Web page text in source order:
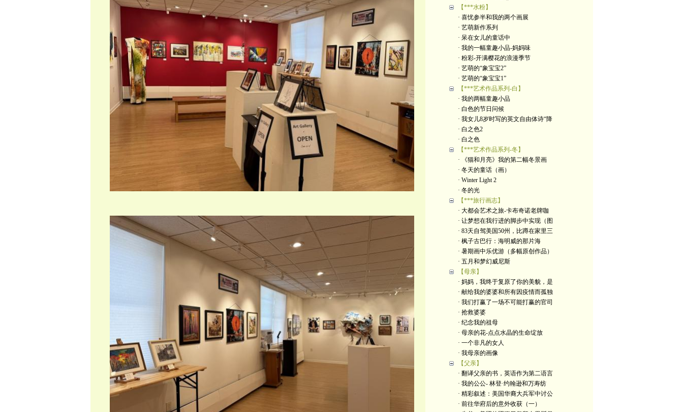
【***水粉】
· 喜忧参半和我的两个画展
· 艺萌新作系列
· 呆在女儿的童话中
· 我的一幅童趣小品-妈妈味
· 粉彩-开满樱花的浪漫季节
· 艺萌的“象宝宝2”
· 艺萌的“象宝宝1”
【***艺术作品系列-白】
· 我的两幅童趣小品
· 白色的节日问候
· 我女儿8岁时写的英文自由体诗“降
· 白之色2
· 白之色
【***艺术作品系列-冬】
· 《猫和月亮》我的第二幅冬景画
· 冬天的童话（画）
· Winter Light 2
· 冬的光
【***旅行画志】
· 大都会艺术之旅-卡布奇诺老牌咖
· 让梦想在我行进的脚步中实现（图
· 83天自驾美国50州，比蹲在家里三
· 枫子古巴行：海明威的那片海
· 暑期画中乐优游（多幅原创作品）
· 五月和梦幻威尼斯
【母亲】
· 妈妈，我终于复原了你的美貌，是
· 献给我的婆婆和所有因疫情而孤独
· 我们打赢了一场不可能打赢的官司
· 抢救婆婆
· 纪念我的祖母
· 母亲的花-点点水晶的生命绽放
· 一个非凡的女人
· 我母亲的画像
【父亲】
· 翻译父亲的书，英语作为第二语言
· 我的公公- 林登·约翰逊和万寿纺
· 精彩叙述：美国华裔大兵军中讨公
· 前往华府后的意外收获（一）